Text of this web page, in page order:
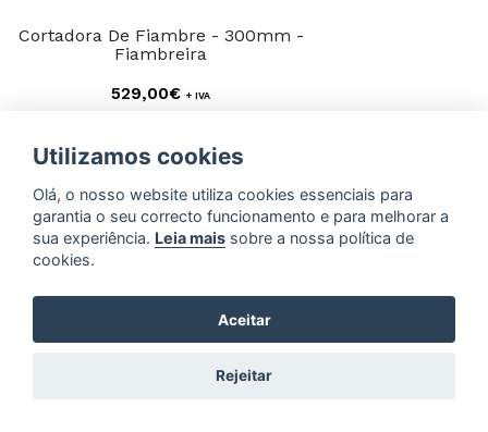
Cortadora De Fiambre - 300mm -
Fiambreira
529,00€ + IVA
Utilizamos cookies
Olá, o nosso website utiliza cookies essenciais para
garantia o seu correcto funcionamento e para melhorar a
sua experiência. Leia mais sobre a nossa política de
cookies.
Aceitar
Rejeitar